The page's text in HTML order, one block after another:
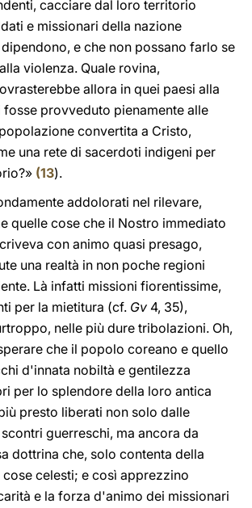
cacciare dal loro territorio
e missionari della nazione
e che non possano farlo se
violenza. Quale rovina,
allora in quei paesi alla
fosse provveduto pienamente alle
convertita a Cristo,
una rete di sacerdoti indigeni per
(13).
addolorati nel rilevare,
quelle cose che il Nostro immediato
con animo quasi presago,
una realtà in non poche regioni
Là infatti missioni fiorentissime,
per la mietitura (cf. Gv 4, 35),
nelle più dure tribolazioni. Oh,
che il popolo coreano e quello
d'innata nobiltà e gentilezza
per lo splendore della loro antica
presto liberati non solo dalle
guerreschi, ma ancora da
dottrina che, solo contenta della
celesti; e così apprezzino
e la forza d'animo dei missionari